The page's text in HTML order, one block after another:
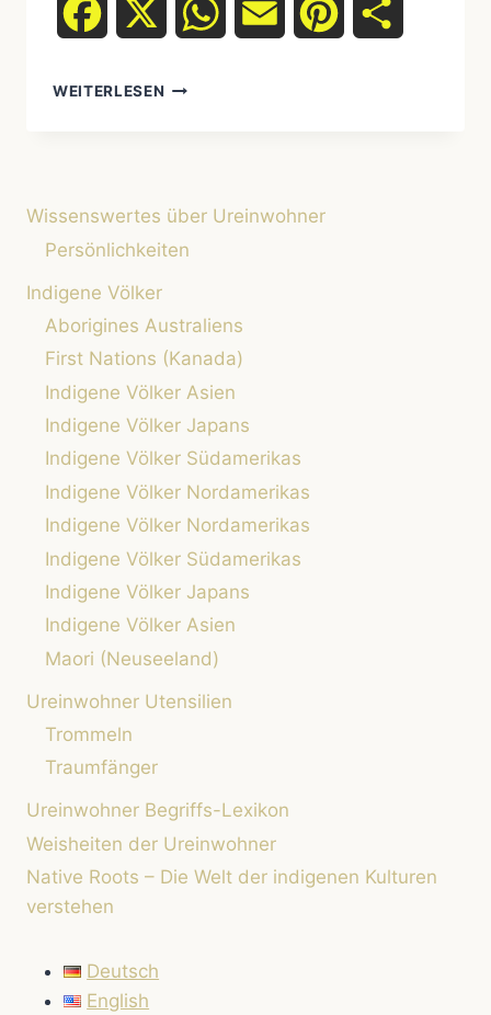
Facebook WhatsAppEmail Pinterest
WEITERLESEN WIE
AUF
DIE
DER
VÖLKER
Wissenswertes über Ureinwohner
Persönlichkeiten
Indigene Völker
Aborigines Australiens
First Nations (Kanada)
Indigene Völker Asien
Indigene Völker Japans
Indigene Völker Südamerikas
Indigene Völker Nordamerikas
Indigene Völker Nordamerikas
Indigene Völker Südamerikas
Indigene Völker Japans
Indigene Völker Asien
Maori (Neuseeland)
Ureinwohner Utensilien
Trommeln
Traumfänger
Ureinwohner Begriffs-Lexikon
Weisheiten der Ureinwohner
Native Roots – Die Welt der indigenen Kulturen
verstehen
Deutsch
English